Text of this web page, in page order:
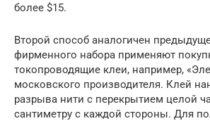
более $15.
Второй способ аналогичен
фирменного набора применяют
токопроводящие клеи, например,
московского производителя. Клей
разрыва нити с перекрытием целой
сантиметру с каждой стороны. Для